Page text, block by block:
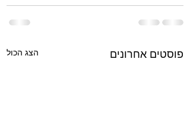
פוסטים אחרונים הצג הכול